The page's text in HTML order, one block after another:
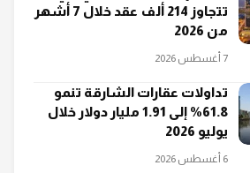
تتجاوز 214 ألف عقد خلال 7 أشهر
من 2026
7 أغسطس 2026
تداولات عقارات الشارقة تنمو
61.8% إلى 1.91 مليار دولار خلال
يوليو 2026
6 أغسطس 2026